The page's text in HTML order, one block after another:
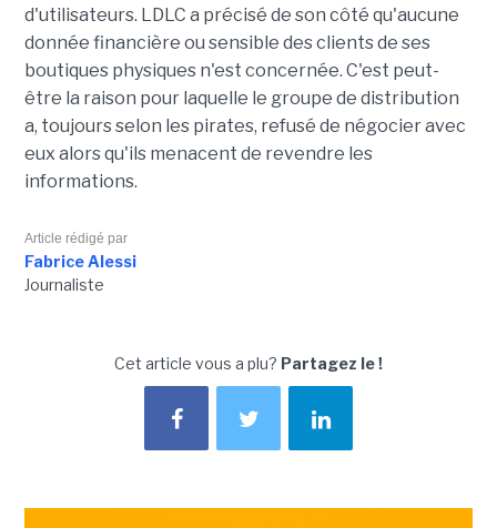
d'utilisateurs. LDLC a précisé de son côté qu'aucune
donnée financière ou sensible des clients de ses
boutiques physiques n'est concernée. C'est peut-
être la raison pour laquelle le groupe de distribution
a, toujours selon les pirates, refusé de négocier avec
eux alors qu'ils menacent de revendre les
informations.
Article rédigé par
Fabrice Alessi
Journaliste
Cet article vous a plu? Partagez le !